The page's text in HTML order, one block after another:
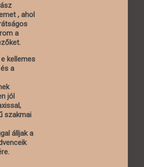
, ahol
a
kellemes
a
jól
szakmai
álljak a